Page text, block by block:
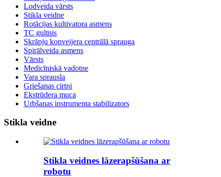
Lodveida vārsts
Stikla veidne
Rotācijas kultivatora asmens
TC gultnis
Skrāpju konveijera centrālā sprauga
Spirālveida asmens
Vārsts
Medicīniskā vadotne
Vara sprausla
Griešanas cirtņi
Ekstrūdera muca
Urbšanas instrumenta stabilizators
Stikla veidne
Stikla veidnes lāzerapšūšana ar
robotu